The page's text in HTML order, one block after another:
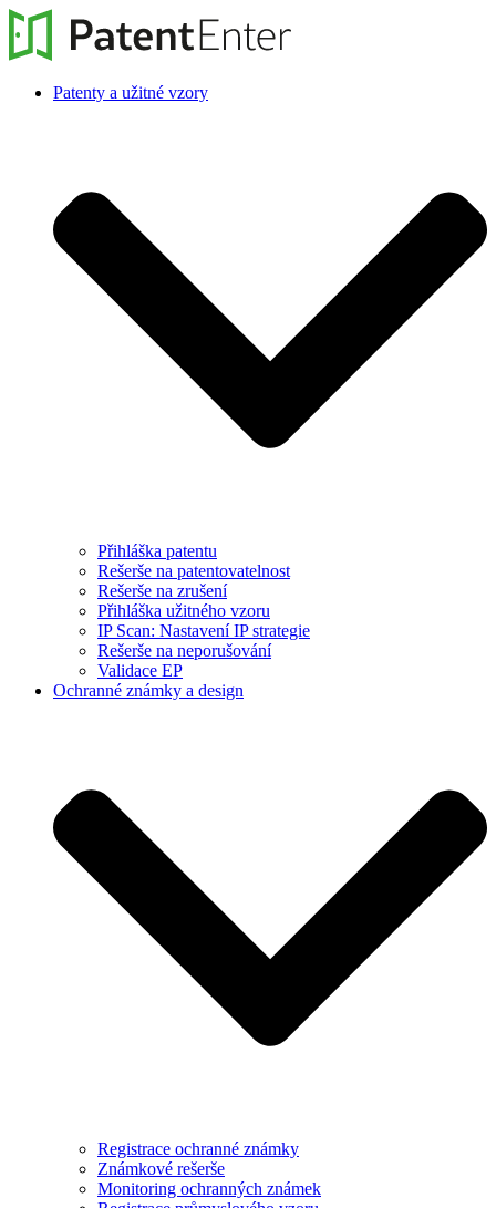
Patenty a užitné vzory
Přihláška patentu
Rešerše na patentovatelnost
Rešerše na zrušení
Přihláška užitného vzoru
IP Scan: Nastavení IP strategie
Rešerše na neporušování
Validace EP
Ochranné známky a design
Registrace ochranné známky
Známkové rešerše
Monitoring ochranných známek